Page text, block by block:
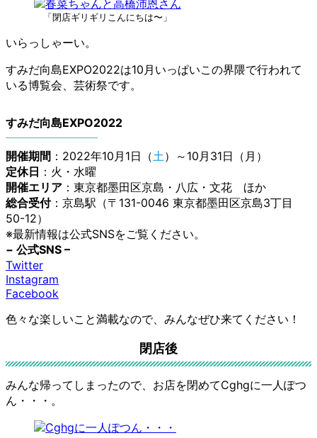
「閉店ギリギリこんにちは〜」
いらっしゃーい。
すみだ向島EXPO2022は10月いっぱいこの界隈で行われて
いる博覧会、芸術祭です。
すみだ向島EXPO2022
開催期間 ：2022年10月1日（土）～10月31日（月）
定休日 ：火・水曜
開催エリア ：東京都墨田区京島・八広・文花 ほか
総合受付：京島駅（〒131-0046 東京都墨田区京島3丁目
50-12）
※最新情報は公式SNSをご覧ください。
− 公式SNS –
Twitter
Instagram
Facebook
色々な楽しいこと満載なので、みんなぜひ来てください！
閉店後
みんな帰ってしまったので、お店を閉めてCghgに一人ぽつ
ん・・・。